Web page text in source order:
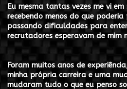
Eu mesma tantas vezes me vi em
recebendo menos do que
passando dificuldades para
recrutadores esperavam de mim
Foram muitos anos de
minha própria carreira e uma
mudaram tudo o que eu penso